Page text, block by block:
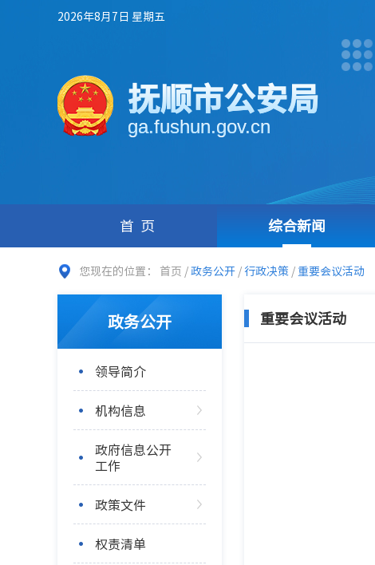
2026年8月7日 星期五
抚顺市公安局
ga.fushun.gov.cn
首页 综合新闻
您现在的位置： 首页 /政务公开 /行政决策 / 重要会议活动
政务公开
领导简介
机构信息
政府信息公开
工作
政策文件
权责清单
重要会议活动